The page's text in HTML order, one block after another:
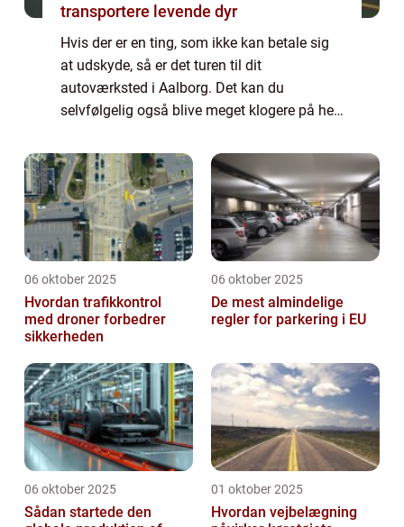
transportere levende dyr
Hvis der er en ting, som ikke kan betale sig
at udskyde, så er det turen til dit
autoværksted i Aalborg. Det kan du
selvfølgelig også blive meget klogere på her.
ikke du selv skal bestille en tid inden
længe....
06 oktober 2025
Hvordan trafikkontrol
med droner forbedrer
sikkerheden
06 oktober 2025
De mest almindelige
regler for parkering i EU
06 oktober 2025
Sådan startede den
01 oktober 2025
Hvordan vejbelægning